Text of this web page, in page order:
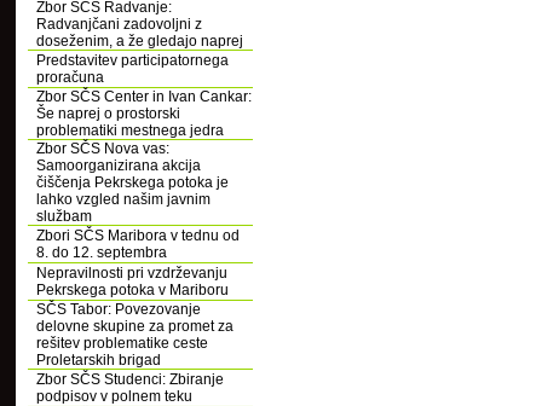
Zbor SČS Radvanje:
Radvanjčani zadovoljni z
doseženim, a že gledajo naprej
Predstavitev participatornega
proračuna
Zbor SČS Center in Ivan Cankar:
Še naprej o prostorski
problematiki mestnega jedra
Zbor SČS Nova vas:
Samoorganizirana akcija
čiščenja Pekrskega potoka je
lahko vzgled našim javnim
službam
Zbori SČS Maribora v tednu od
8. do 12. septembra
Nepravilnosti pri vzdrževanju
Pekrskega potoka v Mariboru
SČS Tabor: Povezovanje
delovne skupine za promet za
rešitev problematike ceste
Proletarskih brigad
Zbor SČS Studenci: Zbiranje
podpisov v polnem teku